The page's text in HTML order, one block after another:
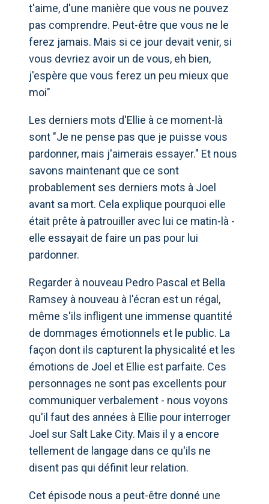
t'aime, d'une manière que vous ne pouvez
pas comprendre. Peut-être que vous ne le
ferez jamais. Mais si ce jour devait venir, si
vous devriez avoir un de vous, eh bien,
j'espère que vous ferez un peu mieux que
moi"
Les derniers mots d'Ellie à ce moment-là
sont "Je ne pense pas que je puisse vous
pardonner, mais j'aimerais essayer." Et nous
savons maintenant que ce sont
probablement ses derniers mots à Joel
avant sa mort. Cela explique pourquoi elle
était prête à patrouiller avec lui ce matin-là -
elle essayait de faire un pas pour lui
pardonner.
Regarder à nouveau Pedro Pascal et Bella
Ramsey à nouveau à l'écran est un régal,
même s'ils infligent une immense quantité
de dommages émotionnels et le public. La
façon dont ils capturent la physicalité et les
émotions de Joel et Ellie est parfaite. Ces
personnages ne sont pas excellents pour
communiquer verbalement - nous voyons
qu'il faut des années à Ellie pour interroger
Joel sur Salt Lake City. Mais il y a encore
tellement de langage dans ce qu'ils ne
disent pas qui définit leur relation.
Cet épisode nous a peut-être donné une